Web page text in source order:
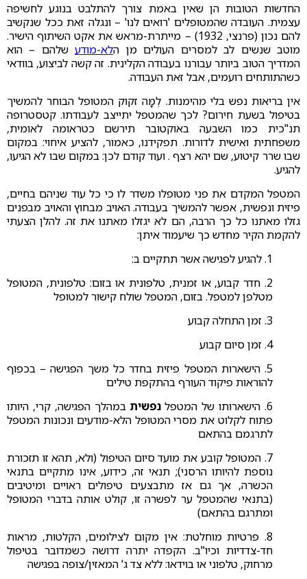
החדשות הטובות הן שאין באמת צורך להתלבט בנוגע לחשיפה
עצמית. העובדה שהמטופלים 'רואים לנו' – ונגלה זאת ככל שנקשיב
להם נכון (פרנצי, 1932) – מייתרת-מראש את אקט השיתוף הישיר.
מוטב שנשים לב למסרים העולים מן הלא-מודעשלהם – הוא
המדריך הטוב ביותר עבורנו בעבודה הקלינית. זה קשה לביצוע, בוודאי
כשהתותחים רועמים, אבל זאת העבודה.
אין בריאות נפש בלי מהימנות. לְמָּה זקוק המטופל הבוחר להמשיך
בטיפול בשעת חירום? לכך שהמטפל יתייצב לעבודתו. קטסטרופה
תנ"כית כמו השבעה באוקטובר תירשם כטראומה לאומית,
משפחתית ואישית לדורות. תפקידנו, כאמור, להציע איחוי: במקום
שבו שרר קיטוע, שם יהא רצף . ועוד קודם לכן: במקום שבו לא הגיעו,
להגיע.
המטפל המקדם את פני מטופלו משדר לו כי כל עוד שניהם בחיים,
פיזית ונפשית, אפשר להמשיך בעבודה. האויב מבחוץ והאויב מבפנים
גזלו מאתנו כל כך הרבה, הם לא יגזלו מאתנו את זה. להלן הצעתי
להקמת הקיר מחדש כך שיעמוד איתן:
1. להגיע לפגישה אשר תתקיים ב:
2. חדר קבוע, או זמנית, טלפונית או בזום: טלפונית, המטופל
מטלפן למטפל. בזום, המטפל שולח קישור למטופל
3. זמן התחלה קבוע
4. זמן סיום קבוע
5. הישארות המטפל פיזית בחדר כל משך הפגישה – בכפוף
להוראות פיקוד העורף בהתקפת טילים
6. הישארותו של המטפל
נפשית במהלך הפגישה, קרי, היותו
פתוח לקלוט את מסרי המטופל הלא-מודעים ונכונות המטפל
לתרגמם בהתאם
7. המטופל קובע את מועד סיום הטיפול (ולא, תהא זו תזכורת
נוספת להיותו הרסני); תנאי זה, כידוע, אינו מתקיים בתנאי
הכשרה, אך גם אז מתבצעים טיפולים ראויים ומיטיבים
(בתנאי שהמטפל ער לפשרה זו, קולט אותה בדברי המטופל
ומתרגם בהתאם)
8. פרטיות מוחלטת: אין מקום לצילומים, הקלטות, מראות
חד-צדדיות וכיו"ב. הקפדה יתרה דרושה כשמדובר בטיפול
מרחוק, טלפוני או בוידאו: ללא צד ג' המאזין/צופה בפגישה